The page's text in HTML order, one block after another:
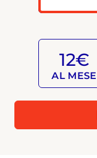
12€
AL MESE